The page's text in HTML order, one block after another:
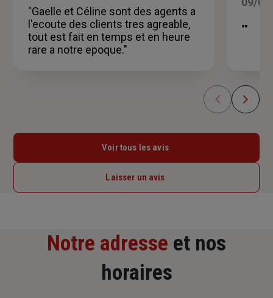
étoiles
"Gaelle et Céline sont des agents a
l'ecoute des clients tres agreable,
tout est fait en temps et en heure
rare a notre epoque."
""
Voir tous les avis
Laisser un avis
Notre adresse et nos
horaires